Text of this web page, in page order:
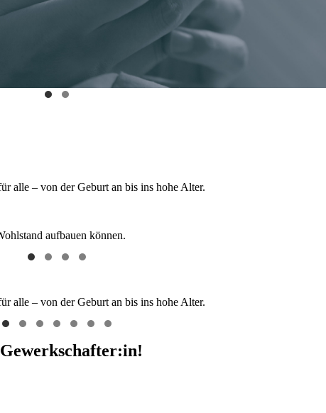
alle – von der Geburt an bis ins hohe Alter.
aufbauen können.
alle – von der Geburt an bis ins hohe Alter.